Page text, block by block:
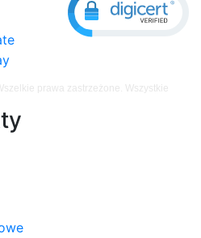
prawa zastrzeżone. Wszystkie